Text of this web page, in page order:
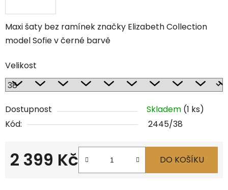
Maxi šaty bez ramínek značky Elizabeth Collection
model Sofie v černé barvě
Velikost
Dostupnost Skladem (1 ks)
Kód:
2445/38
2 399 Kč DO KOŠÍKU